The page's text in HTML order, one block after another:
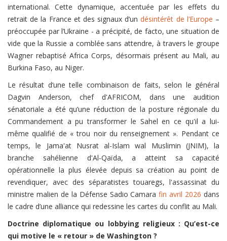
international. Cette dynamique, accentuée par les effets du
retrait de la France et des signaux d’undésintérêt de l’Europe –
préoccupée par l’Ukraine - a précipité, de facto, une situation de
vide que la Russie a comblée sans attendre, à travers le groupe
Wagner rebaptisé Africa Corps, désormais présent au Mali, au
Burkina Faso, au Niger.
Le résultat d’une telle combinaison de faits, selon le général
Dagvin Anderson, chef d'AFRICOM, dans une audition
sénatoriale a été qu’une réduction de la posture régionale du
Commandement a pu transformer le Sahel en ce qu'il a lui-
même qualifié de « trou noir du renseignement ». Pendant ce
temps, le Jama'at Nusrat al-Islam wal Muslimin (JNIM), la
branche sahélienne d'Al-Qaïda, a atteint sa capacité
opérationnelle la plus élevée depuis sa création au point de
revendiquer, avec des séparatistes touaregs, l'assassinat du
ministre malien de la Défense Sadio Camarafin avril 2026 dans
le cadre d’une alliance qui redessine les cartes du conflit au Mali.
Doctrine diplomatique ou lobbying religieux : Qu’est-ce
qui motive le « retour » de Washington ?